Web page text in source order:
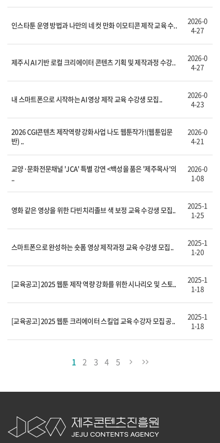
인스타툰 운영 방법과 나만의 네 컷 만화 이모티콘 제작 교육 수..
2026-0
4-27
제주시 AI 기반 로컬 크리에이터 콘텐츠 기획 및 제작과정 수강..
2026-0
4-27
내 스마트폰으로 시작하는 AI 영상 제작 교육 수강생 모집..
2026-0
4-23
2026 CGI콘텐츠 제작역량 강화사업 나도 웹툰작가!(웹툰입문
반) ..
2026-0
4-21
교양·문화전문채널 'JCA' 특별 강연 <백성을 품은 '제주목사'의
..
2026-0
1-08
영화 같은 영상을 위한 다빈치리졸브 색 보정 교육 수강생 모집..
2025-1
1-25
스마트폰으로 완성하는 숏폼 영상 제작과정 교육 수강생 모집..
2025-1
1-20
[교육공고] 2025 웹툰 제작 역량 강화를 위한 시나리오 및 스토..
2025-1
1-18
[교육공고] 2025 웹툰 크리에이터 스킬업 교육 수강자 모집 공..
2025-1
1-18
1 2 3 4 5